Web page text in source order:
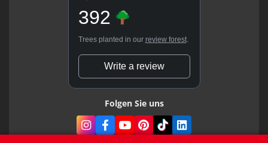
392
Trees planted in our review forest.
Write a review
Folgen Sie uns